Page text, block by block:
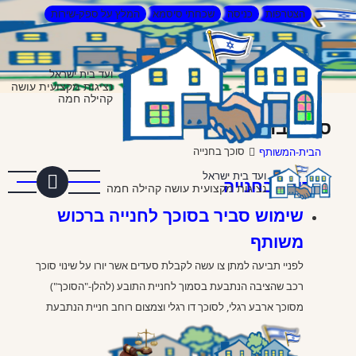
דילוג
לתוכן
העיקרי
הצטרפות כניסה שכחתי סיסמא המלץ על ספק-שירות
ועד בית ישראל
נציגות מקצועית עושה
קהילה חמה
ועד בית ישראל
נציגות מקצועית עושה קהילה חמה
סוכך בחנייה
הבית-המשותף סוכך בחנייה
סוכך בחנייה
שימוש סביר בסוכך לחנייה ברכוש
משותף
לפניי תביעה למתן צו עשה לקבלת סעדים אשר יורו על שינוי סוכך
רכב שהציבה הנתבעת בסמוך לחניית התובע (להלן-"הסוכך")
מסוכך ארבע רגלי, לסוכך דו רגלי וצמצום רוחב חניית הנתבעת
בהתאם לרוחב הרשום.
המפקח על רישום מקרקעין נעתר בחלקה לתביעת התובע והורה